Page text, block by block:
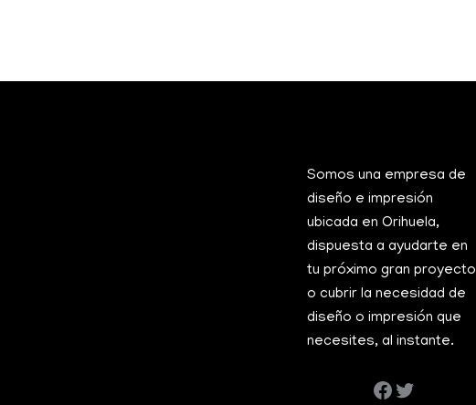
Somos una empresa de
diseño e impresión
ubicada en Orihuela,
dispuesta a ayudarte en
tu próximo gran proyecto
o cubrir la necesidad de
diseño o impresión que
necesites, al instante.